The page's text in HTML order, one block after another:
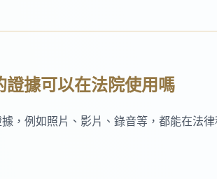
證據可以在法院使用嗎
，例如照片、影片、錄音等，都能在法